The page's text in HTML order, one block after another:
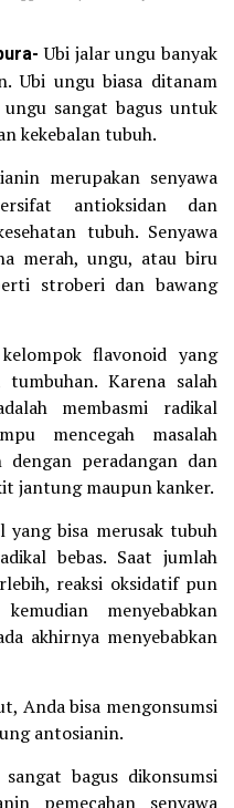
Ubi jalar ungu banyak
Ubi ungu biasa ditanam
sangat bagus untuk
kekebalan tubuh.
merupakan senyawa
antioksidan dan
tubuh. Senyawa
merah, ungu, atau biru
stroberi dan bawang
flavonoid yang
Karena salah
membasmi radikal
mencegah masalah
dengan peradangan dan
jantung maupun kanker.
yang bisa merusak tubuh
bebas. Saat jumlah
reaksi oksidatif pun
menyebabkan
akhirnya menyebabkan
Anda bisa mengonsumsi
antosianin.
bagus dikonsumsi
pemecahan senyawa